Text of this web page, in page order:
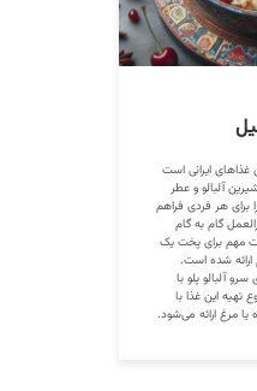
غذاهای ایرانی است
آلبالو و عطر
برای هر فردی فراهم
گام به گام
مهم برای پخت یک
شده است.
آلبالو پلو با
تهیه این غذا با
مرغ ارائه می‌شود.